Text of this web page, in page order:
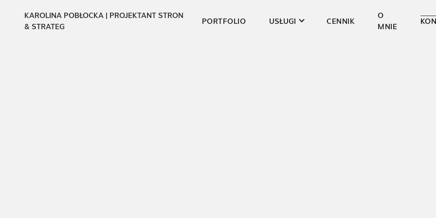
KAROLINA POBŁOCKA | PROJEKTANT STRON
& STRATEG
PORTFOLIO USŁUGI CENNIK
O
MNIE